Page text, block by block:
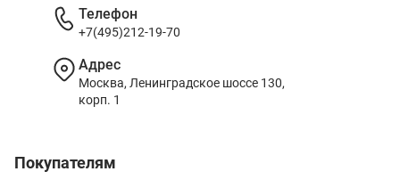
Покупателям
Телефон
+7(495)212-19-70
Адрес
Москва, Ленинградское шоссе 130,
корп. 1